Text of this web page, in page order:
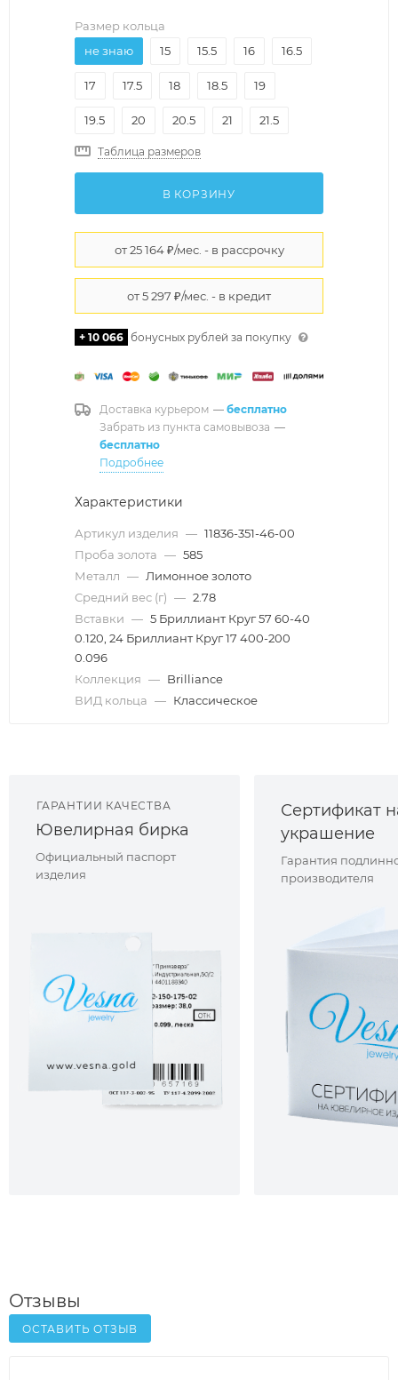
Размер кольца
не знаю
15 15.5 16 16.5
17 17.5 18 18.5 19
19.5 20 20.5 21 21.5
Таблица размеров
В КОРЗИНУ
+ 10 066 бонусных рублей за покупку
Доставка курьером — бесплатно
Забрать из пункта самовывоза —
бесплатно
Подробнее
Характеристики
Артикул изделия — 11836-351-46-00
Проба золота — 585
Металл — Лимонное золото
Средний вес (г) — 2.78
Вставки — 5 Бриллиант Круг 57 60-40
0.120, 24 Бриллиант Круг 17 400-200
0.096
Коллекция — Brilliance
ВИД кольца — Классическое
ГАРАНТИИ КАЧЕСТВА
Ювелирная бирка
Официальный паспорт
изделия
Сертификат
украшение
Гарантия
производителя
Отзывы
ОСТАВИТЬ ОТЗЫВ